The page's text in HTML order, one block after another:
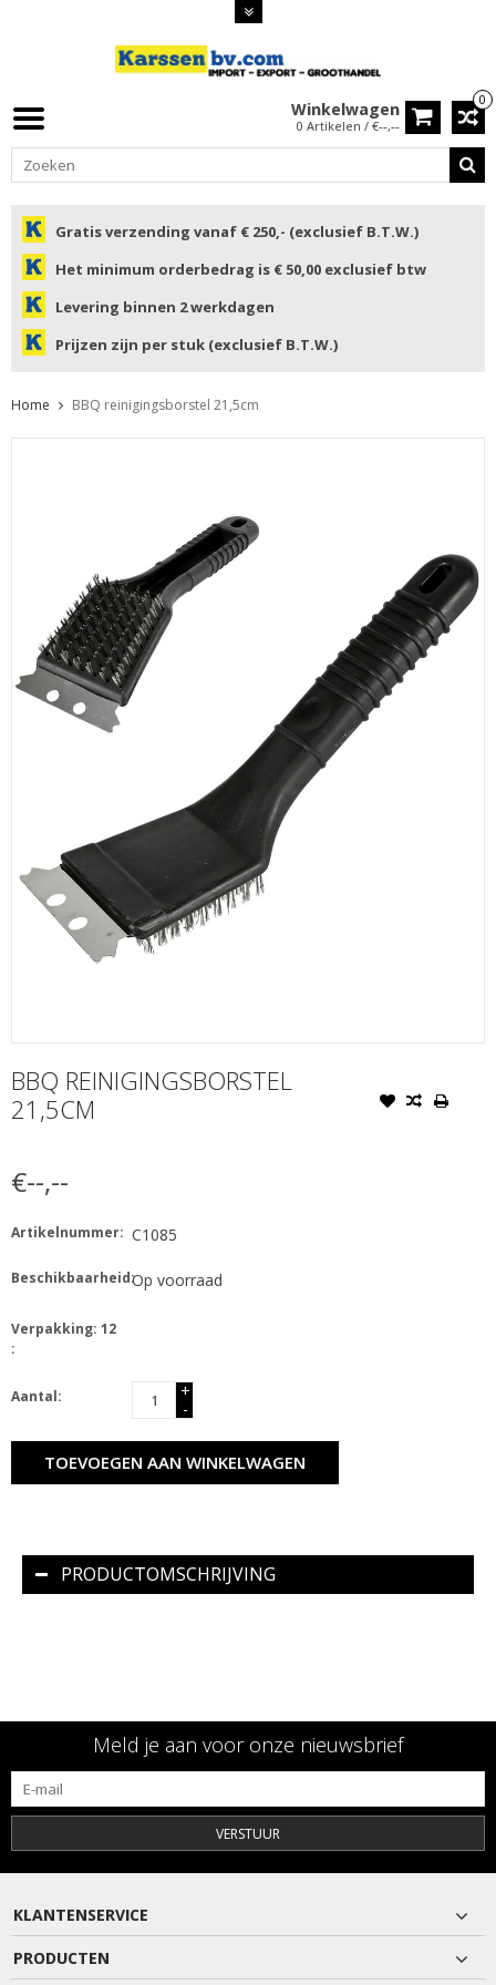
0
Winkelwagen
0 Artikelen / €--,--
Gratis verzending vanaf € 250,- (exclusief B.T.W.)
Het minimum orderbedrag is € 50,00 exclusief btw
Levering binnen 2 werkdagen
Prijzen zijn per stuk (exclusief B.T.W.)
Home BBQ reinigingsborstel 21,5cm
BBQ REINIGINGSBORSTEL
21,5CM
€--,--
Artikelnummer: C1085
Beschikbaarheid:Op voorraad
Verpakking: 12
:
Aantal:
+
-
TOEVOEGEN AAN WINKELWAGEN
PRODUCTOMSCHRIJVING
Meld je aan voor onze nieuwsbrief
VERSTUUR
KLANTENSERVICE
PRODUCTEN